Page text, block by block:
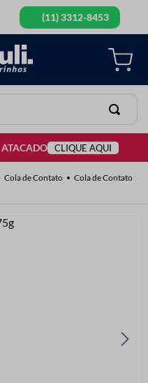
(11) 3312-8453
ATACADO CLIQUE AQUI
Cola de Contato
Cola de Contato